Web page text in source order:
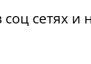
сетях и